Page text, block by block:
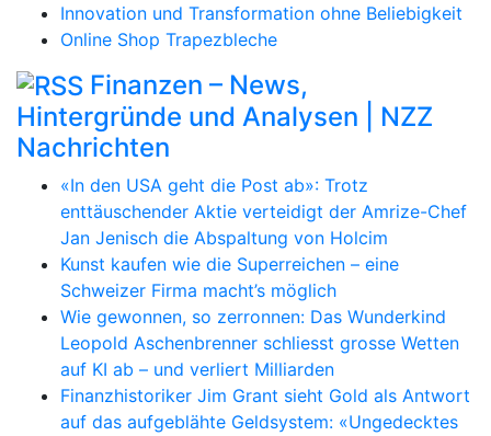
Innovation und Transformation ohne Beliebigkeit
Online Shop Trapezbleche
Finanzen – News,
Hintergründe und Analysen | NZZ
Nachrichten
«In den USA geht die Post ab»: Trotz
enttäuschender Aktie verteidigt der Amrize-Chef
Jan Jenisch die Abspaltung von Holcim
Kunst kaufen wie die Superreichen – eine
Schweizer Firma macht’s möglich
Wie gewonnen, so zerronnen: Das Wunderkind
Leopold Aschenbrenner schliesst grosse Wetten
auf KI ab – und verliert Milliarden
Finanzhistoriker Jim Grant sieht Gold als Antwort
auf das aufgeblähte Geldsystem: «Ungedecktes